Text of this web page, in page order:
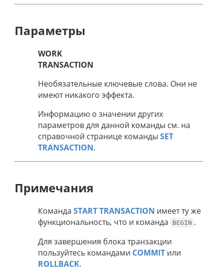
Параметры
WORK
TRANSACTION
Необязательные ключевые слова. Они не
имеют никакого эффекта.
Информацию о значении других
параметров для данной команды см. на
справочной странице команды SET
TRANSACTION.
Примечания
Команда START TRANSACTION имеет ту же
функциональность, что и команда BEGIN .
Для завершения блока транзакции
пользуйтесь командами COMMIT или
ROLLBACK.